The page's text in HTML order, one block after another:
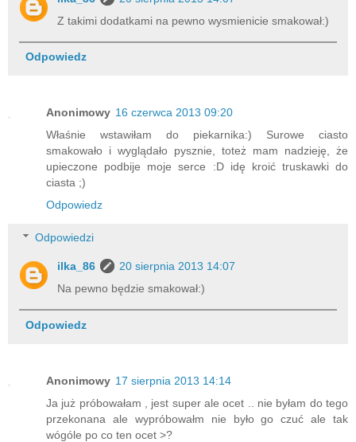
Z takimi dodatkami na pewno wysmienicie smakował:)
Odpowiedz
Anonimowy 16 czerwca 2013 09:20
Właśnie wstawiłam do piekarnika:) Surowe ciasto
smakowało i wyglądało pysznie, toteż mam nadzieję, że
upieczone podbije moje serce :D idę kroić truskawki do
ciasta ;)
Odpowiedz
Odpowiedzi
ilka_86
20 sierpnia 2013 14:07
Na pewno będzie smakował:)
Odpowiedz
Anonimowy 17 sierpnia 2013 14:14
Ja już próbowałam , jest super ale ocet .. nie byłam do tego
przekonana ale wypróbowałm nie było go czuć ale tak
wógóle po co ten ocet >?